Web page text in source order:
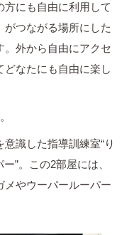
方にも自由に利用して
がつながる場所にした
。外から自由にアクセ
どなたにも自由に楽し
識した指導訓練室“り
”。この2部屋には、
メやウーパールーパー